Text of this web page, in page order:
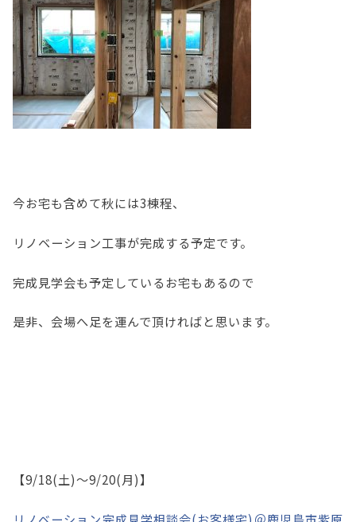
今お宅も含めて秋には3棟程、
リノベーション工事が完成する予定です。
完成見学会も予定しているお宅もあるので
是非、会場へ足を運んで頂ければと思います。
【9/18(土)～9/20(月)】